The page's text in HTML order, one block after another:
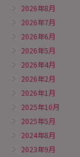
2026年8月
2026年7月
2026年6月
2026年5月
2026年4月
2026年2月
2026年1月
2025年10月
2025年5月
2024年8月
2023年9月